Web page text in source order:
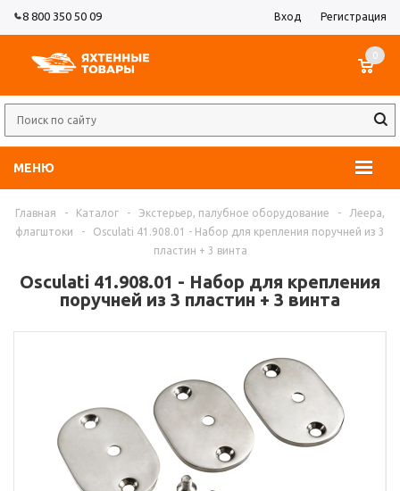
8 800 350 50 09 Вход Регистрация
МЕНЮ
0
Главная - Каталог - Экстерьер, палубное оборудование -
Леера,
флагштоки
-
Osculati 41.908.01 - Набор для крепления поручней из 3
пластин + 3 винта
Osculati 41.908.01 - Набор для крепления
поручней из 3 пластин + 3 винта